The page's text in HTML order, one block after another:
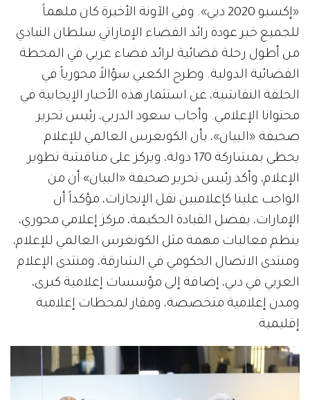
«إكسبو 2020 دبي». وفي الآونة الأخيرة كان ملهماً
للجميع خبر عودة رائد الفضاء الإماراتي سلطان النيادي
من أطول رحلة فضائية لرائد فضاء عربي في المحطة
الفضائية الدولية. وطرح الكعبي سؤالاً محورياً في
الحلقة النقاشية، عن استثمار هذه الأخبار الإيجابية في
محتوانا الإعلامي. وأجاب سعود الدربي، رئيس تحرير
صحيفة «البيان»، بأن الكونغرس العالمي للإعلام
يحظى بمشاركة 170 دولة، ويركز على مناقشة تطوير
الإعلام، وأكد رئيس تحرير صحيفة «البيان» أن من
الواجب علينا كإعلاميين نقل الإنجازات، مؤكداً أن
الإمارات، بفضل القيادة الحكيمة، مركز إعلامي محوري،
ينظم فعاليات مهمة مثل الكونغرس العالمي للإعلام،
ومنتدى الاتصال الحكومي في الشارقة، ومنتدى الإعلام
العربي في دبي، إضافة إلى مؤسسات إعلامية كبرى،
ومدن إعلامية متخصصة، ومقار لمحطات إعلامية
إقليمية.